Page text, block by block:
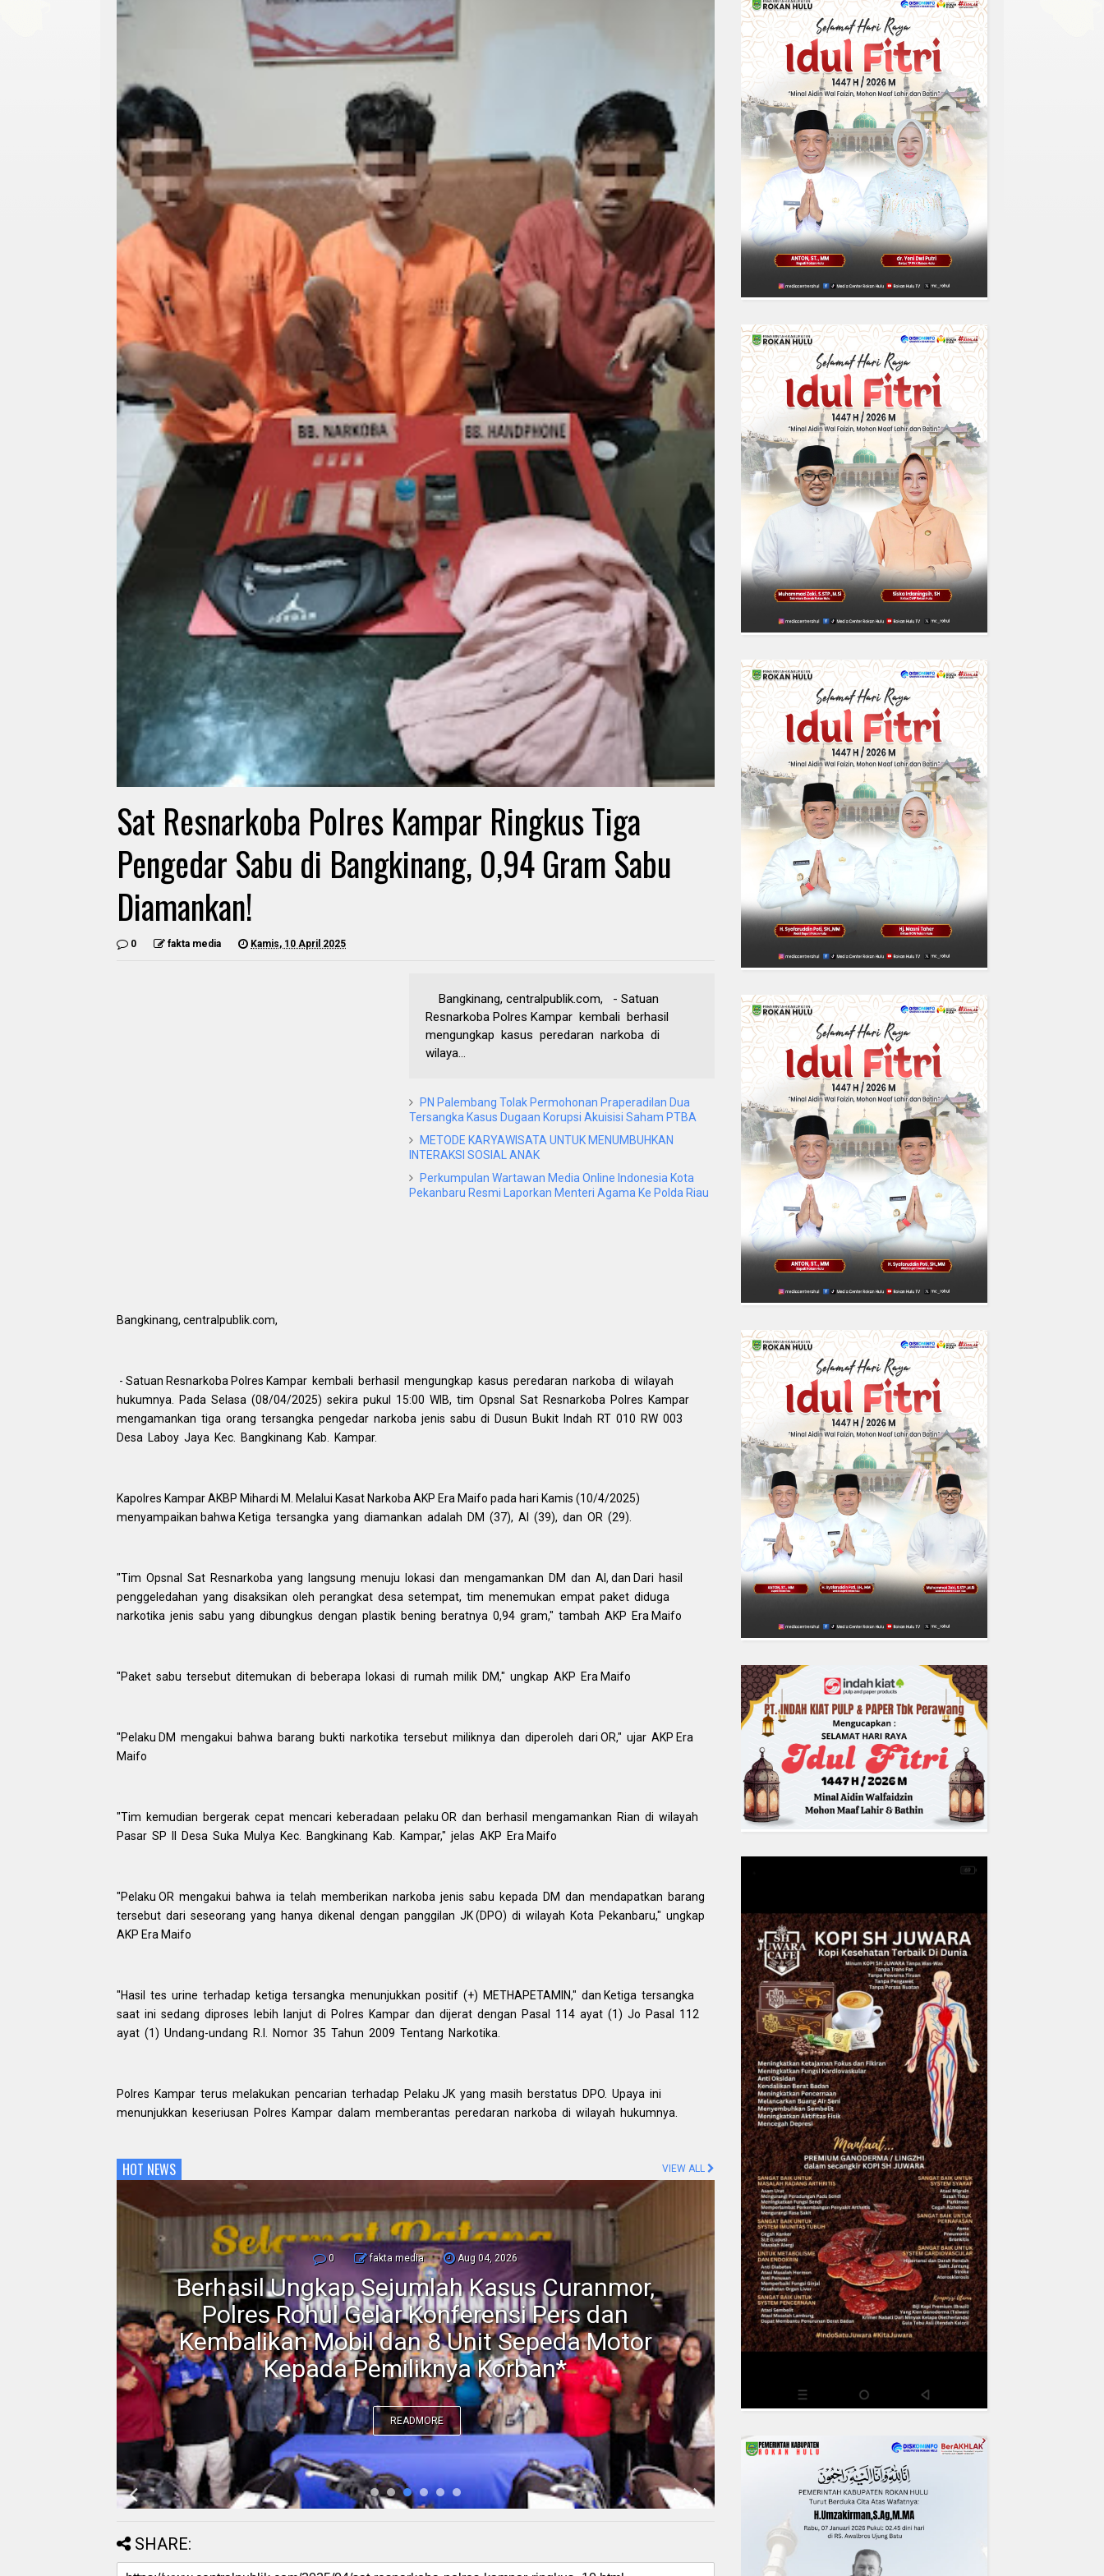
Sat Resnarkoba Polres Kampar Ringkus Tiga
Pengedar Sabu di Bangkinang, 0,94 Gram Sabu
Diamankan!
0 fakta media Kamis, 10 April 2025
Bangkinang, centralpublik.com, - Satuan
Resnarkoba Polres Kampar kembali berhasil
mengungkap kasus peredaran narkoba di
wilaya...
PN Palembang Tolak Permohonan Praperadilan Dua
Tersangka Kasus Dugaan Korupsi Akuisisi Saham PTBA
METODE KARYAWISATA UNTUK MENUMBUHKAN
INTERAKSI SOSIAL ANAK
Perkumpulan Wartawan Media Online Indonesia Kota
Pekanbaru Resmi Laporkan Menteri Agama Ke Polda Riau
Bangkinang, centralpublik.com,
- Satuan Resnarkoba Polres Kampar kembali berhasil mengungkap kasus peredaran narkoba di wilayah
hukumnya. Pada Selasa (08/04/2025) sekira pukul 15:00 WIB, tim Opsnal Sat Resnarkoba Polres Kampar
mengamankan tiga orang tersangka pengedar narkoba jenis sabu di Dusun Bukit Indah RT 010 RW 003
Desa Laboy Jaya Kec. Bangkinang Kab. Kampar.
Kapolres Kampar AKBP Mihardi M. Melalui Kasat Narkoba AKP Era Maifo pada hari Kamis (10/4/2025)
menyampaikan bahwa Ketiga tersangka yang diamankan adalah DM (37), AI (39), dan OR (29).
"Tim Opsnal Sat Resnarkoba yang langsung menuju lokasi dan mengamankan DM dan AI, dan Dari hasil
penggeledahan yang disaksikan oleh perangkat desa setempat, tim menemukan empat paket diduga
narkotika jenis sabu yang dibungkus dengan plastik bening beratnya 0,94 gram," tambah AKP Era Maifo
"Paket sabu tersebut ditemukan di beberapa lokasi di rumah milik DM," ungkap AKP Era Maifo
"Pelaku DM mengakui bahwa barang bukti narkotika tersebut miliknya dan diperoleh dari OR," ujar AKP Era
Maifo
"Tim kemudian bergerak cepat mencari keberadaan pelaku OR dan berhasil mengamankan Rian di wilayah
Pasar SP II Desa Suka Mulya Kec. Bangkinang Kab. Kampar," jelas AKP Era Maifo
"Pelaku OR mengakui bahwa ia telah memberikan narkoba jenis sabu kepada DM dan mendapatkan barang
tersebut dari seseorang yang hanya dikenal dengan panggilan JK (DPO) di wilayah Kota Pekanbaru," ungkap
AKP Era Maifo
"Hasil tes urine terhadap ketiga tersangka menunjukkan positif (+) METHAPETAMIN," dan Ketiga tersangka
saat ini sedang diproses lebih lanjut di Polres Kampar dan dijerat dengan Pasal 114 ayat (1) Jo Pasal 112
ayat (1) Undang-undang R.I. Nomor 35 Tahun 2009 Tentang Narkotika.
Polres Kampar terus melakukan pencarian terhadap Pelaku JK yang masih berstatus DPO. Upaya ini
menunjukkan keseriusan Polres Kampar dalam memberantas peredaran narkoba di wilayah hukumnya.
HOT NEWS VIEW ALL
0 fakta media Aug 04, 2026
Berhasil Ungkap Sejumlah Kasus Curanmor,
Polres Rohul Gelar Konferensi Pers dan
Kembalikan Mobil dan 8 Unit Sepeda Motor
Kepada Pemiliknya Korban*
READMORE
0 fakta media
Deadlock Mediasi 28 Juli
Mesuji Lanjutkan Reklaming
SHARE: